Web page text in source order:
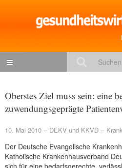
Gesundheitspolitik
Medizin & Pharma
Oberstes Ziel muss sein: eine
zuwendungsgeprägte
10. Mai 2010 DEKV und KKVD
Der Deutsche Evangelische
Katholische Krankenhausverband
sich für eine bedarfsgerechte,